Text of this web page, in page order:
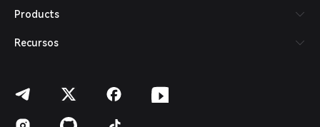
हिन्दी
Español (Argentina)
Products
Recursos